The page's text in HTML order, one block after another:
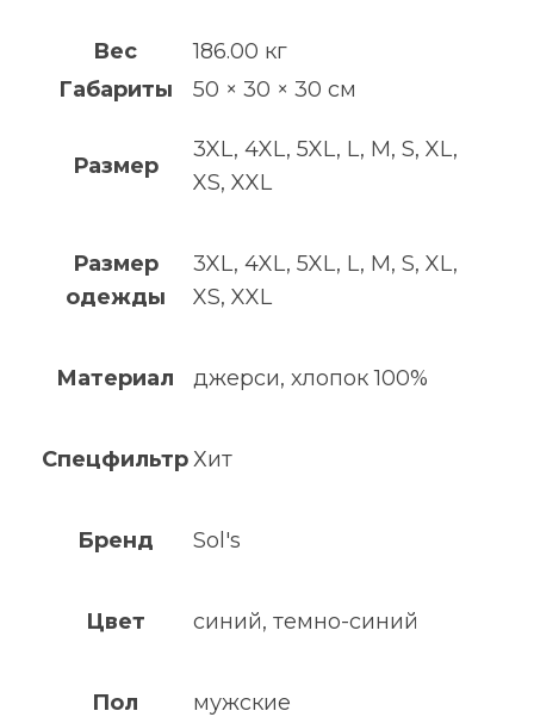
Вес
186.00 кг
Габариты
50 × 30 × 30 см
Размер
3XL, 4XL, 5XL, L, M, S, XL,
XS, XXL
Размер
одежды
3XL, 4XL, 5XL, L, M, S, XL,
XS, XXL
Материал джерси, хлопок 100%
СпецфильтрХит
Бренд Sol's
Цвет синий, темно-синий
Пол мужские